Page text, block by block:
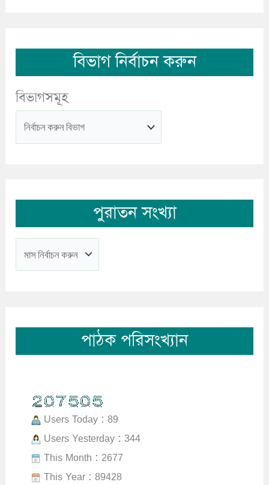
বিভাগ নির্বাচন করুন
বিভাগসমূহ
পুরাতন সংখ্যা
পাঠক পরিসংখ্যান
Users Today : 89
Users Yesterday : 344
This Month : 2677
This Year : 89428